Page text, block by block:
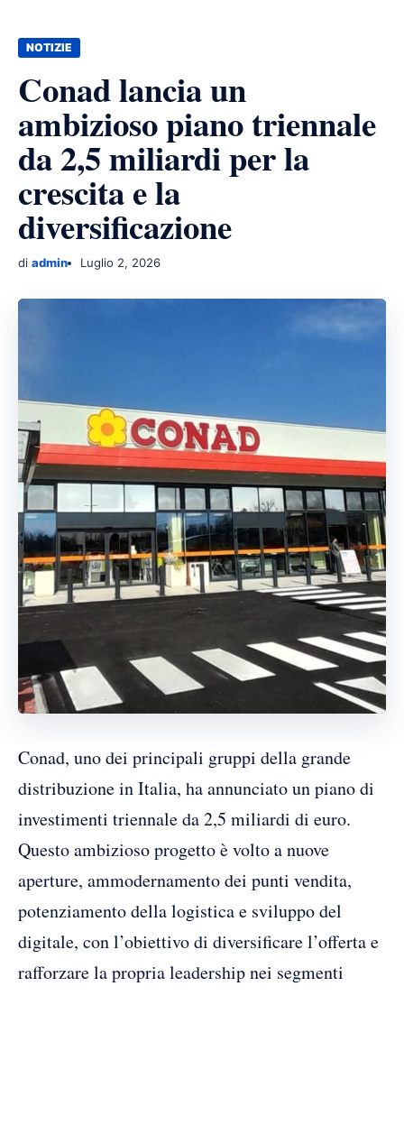
NOTIZIE
Conad lancia un
ambizioso piano triennale
da 2,5 miliardi per la
crescita e la
diversificazione
di admin Luglio 2, 2026
Conad, uno dei principali gruppi della grande
distribuzione in Italia, ha annunciato un piano di
investimenti triennale da 2,5 miliardi di euro.
Questo ambizioso progetto è volto a nuove
aperture, ammodernamento dei punti vendita,
potenziamento della logistica e sviluppo del
digitale, con l’obiettivo di diversificare l’offerta e
rafforzare la propria leadership nei segmenti